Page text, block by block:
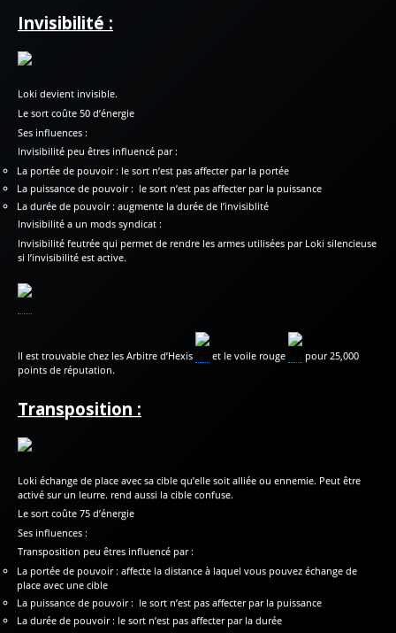
Invisibilité :
Loki devient invisible.
Le sort coûte 50 d’énergie
Ses influences :
Invisibilité peu êtres influencé par :
La portée de pouvoir : le sort n’est pas affecter par la portée
La puissance de pouvoir : le sort n’est pas affecter par la puissance
La durée de pouvoir : augmente la durée de l’invisiblité
Invisibilité a un mods syndicat :
Invisibilité feutrée qui permet de rendre les armes utilisées par Loki silencieuse
si l’invisibilité est active.
Il est trouvable chez les Arbitre d’Hexis et le voile rouge
pour 25,000
points de réputation.
Transposition :
Loki échange de place avec sa cible qu’elle soit alliée ou ennemie. Peut être
activé sur un leurre. rend aussi la cible confuse.
Le sort coûte 75 d’énergie
Ses influences :
Transposition peu êtres influencé par :
La portée de pouvoir : affecte la distance à laquel vous pouvez échange de
place avec une cible
La puissance de pouvoir : le sort n’est pas affecter par la puissance
La durée de pouvoir : le sort n’est pas affecter par la durée